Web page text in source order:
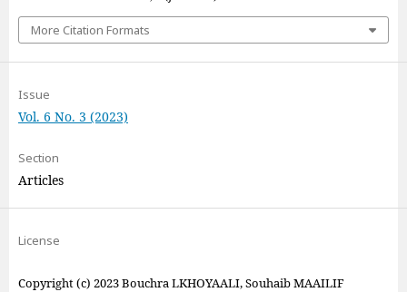
More Citation Formats
Issue
Vol. 6 No. 3 (2023)
Section
Articles
License
Copyright (c) 2023 Bouchra LKHOYAALI, Souhaib MAAILIF